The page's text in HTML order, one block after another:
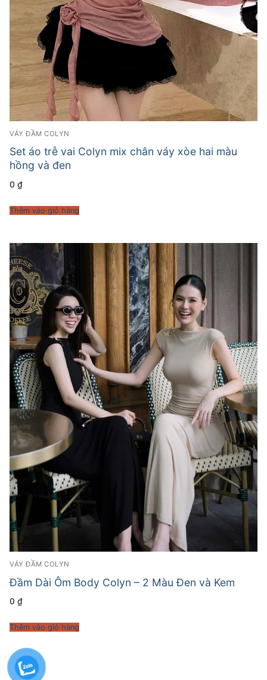
VÁY ĐẦM COLYN
Set áo trễ vai Colyn mix chân váy xòe hai màu
hồng và đen
0 ₫
Thêm vào giỏ hàng
VÁY ĐẦM COLYN
Đầm Dài Ôm Body Colyn – 2 Màu Đen và Kem
0 ₫
Thêm vào giỏ hàng